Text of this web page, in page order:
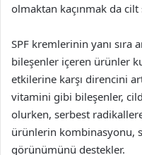
olmaktan kaçınmak da cilt
SPF kremlerinin yanı sıra
bileşenler içeren ürünler
etkilerine karşı direncini
vitamini gibi bileşenler,
olurken, serbest
ürünlerin kombinasyonu,
görünümünü destekler.